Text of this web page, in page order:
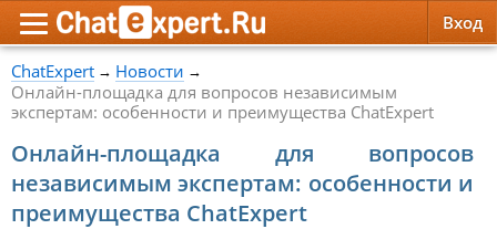
Вход
ChatExpert → Новости →
Онлайн-площадка для вопросов независимым
экспертам: особенности и преимущества ChatExpert
Онлайн-площадка для вопросов
независимым экспертам: особенности и
преимущества ChatExpert
Психология
Эзотерика
Красота, Здоровье
Психология
Эзотерика
Красота, Здоровье
Обратная связь
Служба поддержки
Правила сервиса